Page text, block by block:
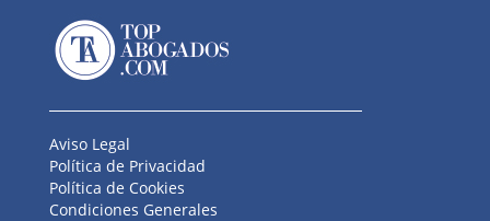
Aviso Legal
Política de Privacidad
Política de Cookies
Condiciones Generales